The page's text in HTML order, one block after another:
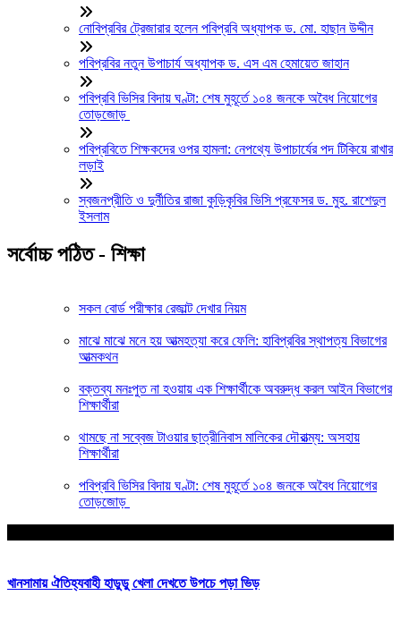
নোবিপ্রবির ট্রেজারার হলেন পবিপ্রবি অধ্যাপক ড. মো. হাছান উদ্দীন
পবিপ্রবির নতুন উপাচার্য অধ্যাপক ড. এস এম হেমায়েত জাহান
পবিপ্রবি ভিসির বিদায় ঘণ্টা: শেষ মুহূর্তে ১০৪ জনকে অবৈধ নিয়োগের
তোড়জোড়
পবিপ্রবিতে শিক্ষকদের ওপর হামলা: নেপথ্যে উপাচার্যের পদ টিকিয়ে রাখার
লড়াই
স্বজনপ্রীতি ও দুর্নীতির রাজা কুড়িকৃবির ভিসি প্রফেসর ড. মুহ. রাশেদুল
ইসলাম
সর্বোচ্চ পঠিত - শিক্ষা
সকল বোর্ড পরীক্ষার রেজাল্ট দেখার নিয়ম
মাঝে মাঝে মনে হয় আত্মহত্যা করে ফেলি: হাবিপ্রবির স্থাপত্য বিভাগের
আত্মকথন
বক্তব্য মনঃপুত না হওয়ায় এক শিক্ষার্থীকে অবরুদ্ধ করল আইন বিভাগের
শিক্ষার্থীরা
থামছে না সব্বেজ টাওয়ার ছাত্রীনিবাস মালিকের দৌরাত্ম্য: অসহায়
শিক্ষার্থীরা
পবিপ্রবি ভিসির বিদায় ঘণ্টা: শেষ মুহূর্তে ১০৪ জনকে অবৈধ নিয়োগের
তোড়জোড়
খানসামায় ঐতিহ্যবাহী হাডুডু খেলা দেখতে উপচে পড়া ভিড়